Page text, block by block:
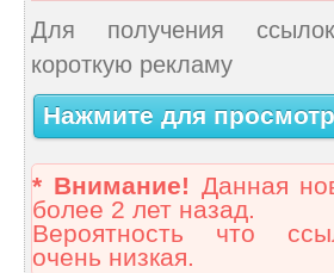
Для получения
короткую рекламу
Нажмите для
* Внимание! Данная
более 2 лет назад.
Вероятность что
очень низкая.